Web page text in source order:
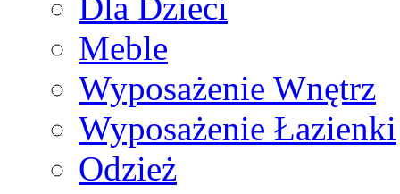
Meble
Wyposażenie Wnętrz
Wyposażenie Łazienki
Odzież